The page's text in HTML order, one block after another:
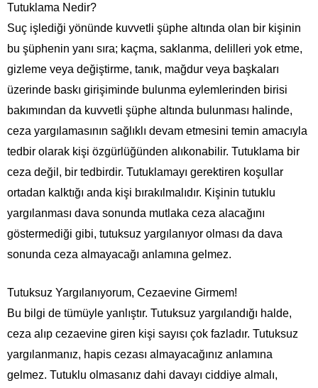
Tutuklama Nedir?
Suç işlediği yönünde kuvvetli şüphe altında olan bir kişinin
bu şüphenin yanı sıra; kaçma, saklanma, delilleri yok etme,
gizleme veya değiştirme, tanık, mağdur veya başkaları
üzerinde baskı girişiminde bulunma eylemlerinden birisi
bakımından da kuvvetli şüphe altında bulunması halinde,
ceza yargılamasının sağlıklı devam etmesini temin amacıyla
tedbir olarak kişi özgürlüğünden alıkonabilir. Tutuklama bir
ceza değil, bir tedbirdir. Tutuklamayı gerektiren koşullar
ortadan kalktığı anda kişi bırakılmalıdır. Kişinin tutuklu
yargılanması dava sonunda mutlaka ceza alacağını
göstermediği gibi, tutuksuz yargılanıyor olması da dava
sonunda ceza almayacağı anlamına gelmez.
Tutuksuz Yargılanıyorum, Cezaevine Girmem!
Bu bilgi de tümüyle yanlıştır. Tutuksuz yargılandığı halde,
ceza alıp cezaevine giren kişi sayısı çok fazladır. Tutuksuz
yargılanmanız, hapis cezası almayacağınız anlamına
gelmez. Tutuklu olmasanız dahi davayı ciddiye almalı,